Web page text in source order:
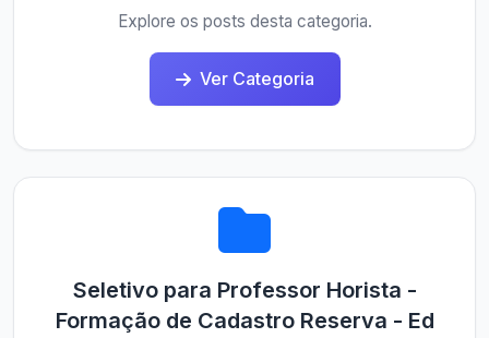
Explore os posts desta categoria.
Ver Categoria
Seletivo para Professor Horista -
Formação de Cadastro Reserva - Ed